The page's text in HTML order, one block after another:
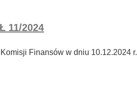
11/2024
Finansów w dniu 10.12.2024 r.